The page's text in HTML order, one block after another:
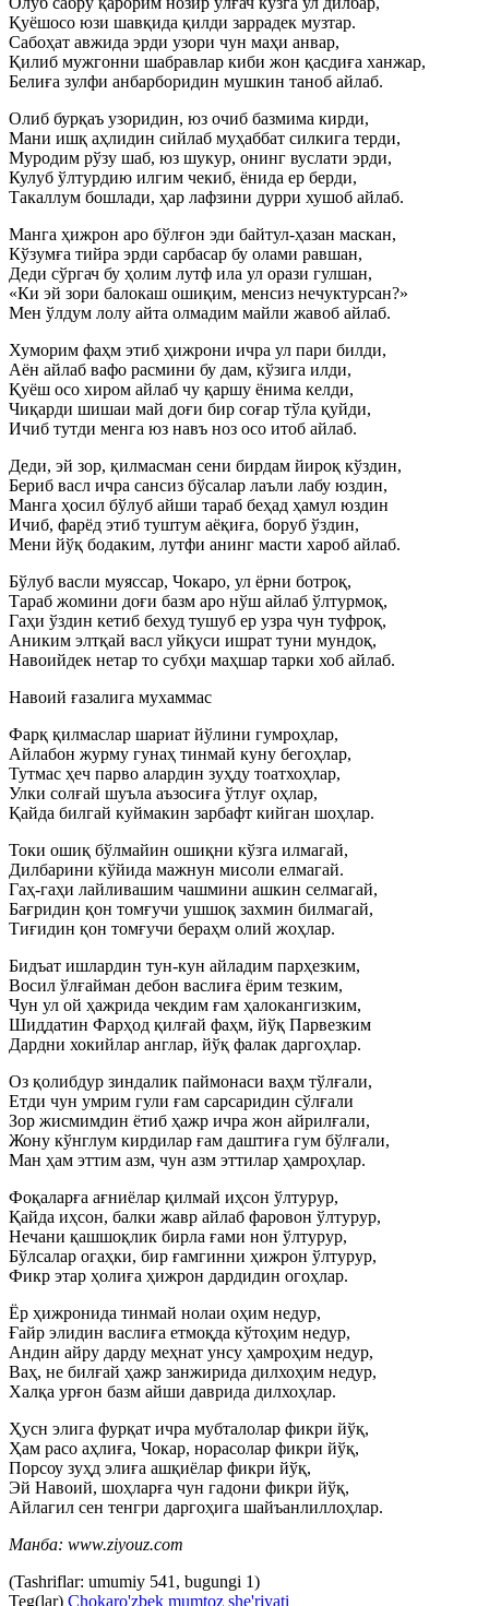
Қуёшосо юзи шавқида қилди заррадек музтар.
Сабоҳат авжида эрди узори чун маҳи анвар,
Қилиб мужгонни шабравлар киби жон қасдиға ханжар,
Белиға зулфи анбарборидин мушкин таноб айлаб.
Олиб бурқаъ узоридин, юз очиб базмима кирди,
Мани ишқ аҳлидин сийлаб муҳаббат силкига терди,
Муродим рўзу шаб, юз шукур, онинг вуслати эрди,
Кулуб ўлтурдию илгим чекиб, ёнида ер берди,
Такаллум бошлади, ҳар лафзини дурри хушоб айлаб.
Манга ҳижрон аро бўлғон эди байтул-ҳазан маскан,
Кўзумға тийра эрди сарбасар бу олами равшан,
Деди сўргач бу ҳолим лутф ила ул орази гулшан,
«Ки эй зори балокаш ошиқим, менсиз нечуктурсан?»
Мен ўлдум лолу айта олмадим майли жавоб айлаб.
Хуморим фаҳм этиб ҳижрони ичра ул пари билди,
Аён айлаб вафо расмини бу дам, кўзига илди,
Қуёш осо хиром айлаб чу қаршу ёнима келди,
Чиқарди шишаи май доғи бир соғар тўла қуйди,
Ичиб тутди менга юз навъ ноз осо итоб айлаб.
Деди, эй зор, қилмасман сени бирдам йироқ кўздин,
Бериб васл ичра сансиз бўсалар лаъли лабу юздин,
Манга ҳосил бўлуб айши тараб беҳад ҳамул юздин
Ичиб, фарёд этиб туштум аёқиға, боруб ўздин,
Мени йўқ бодаким, лутфи анинг масти хароб айлаб.
Бўлуб васли муяссар, Чокаро, ул ёрни ботроқ,
Тараб жомини доғи базм аро нўш айлаб ўлтурмоқ,
Гаҳи ўздин кетиб бехуд тушуб ер узра чун туфроқ,
Аниким элтқай васл уйқуси ишрат туни мундоқ,
Навоийдек нетар то субҳи маҳшар тарки хоб айлаб.
Навоий ғазалига мухаммас
Фарқ қилмаслар шариат йўлини гумроҳлар,
Айлабон журму гунаҳ тинмай куну бегоҳлар,
Тутмас ҳеч парво алардин зуҳду тоатхоҳлар,
Улки солғай шуъла аъзосиға ўтлуғ оҳлар,
Қайда билгай куймакин зарбафт кийган шоҳлар.
Токи ошиқ бўлмайин ошиқни кўзга илмагай,
Дилбарини кўйида мажнун мисоли елмагай.
Гаҳ-гаҳи лайливашим чашмини ашкин селмагай,
Бағридин қон томғучи ушшоқ захмин билмагай,
Тиғидин қон томғучи бераҳм олий жоҳлар.
Бидъат ишлардин тун-кун айладим парҳезким,
Восил ўлғайман дебон васлиға ёрим тезким,
Чун ул ой ҳажрида чекдим ғам ҳалокангизким,
Шиддатин Фарҳод қилғай фаҳм, йўқ Парвезким
Дардни хокийлар англар, йўқ фалак даргоҳлар.
Оз қолибдур зиндалик паймонаси ваҳм тўлғали,
Етди чун умрим гули ғам сарсаридин сўлғали
Зор жисмимдин ётиб ҳажр ичра жон айрилғали,
Жону кўнглум кирдилар ғам даштиға гум бўлғали,
Ман ҳам эттим азм, чун азм эттилар ҳамроҳлар.
Фоқаларға ағниёлар қилмай иҳсон ўлтурур,
Қайда иҳсон, балки жавр айлаб фаровон ўлтурур,
Нечани қашшоқлик бирла ғами нон ўлтурур,
Бўлсалар огаҳки, бир ғамгинни ҳижрон ўлтурур,
Фикр этар ҳолиға ҳижрон дардидин огоҳлар.
Ёр ҳижронида тинмай нолаи оҳим недур,
Ғайр элидин васлиға етмоқда кўтоҳим недур,
Андин айру дарду меҳнат унсу ҳамроҳим недур,
Ваҳ, не билғай ҳажр занжирида дилхоҳим недур,
Халқа урғон базм айши даврида дилхоҳлар.
Ҳусн элига фурқат ичра мубталолар фикри йўқ,
Ҳам расо аҳлиға, Чокар, норасолар фикри йўқ,
Порсоу зуҳд элиға ашқиёлар фикри йўқ,
Эй Навоий, шоҳларға чун гадони фикри йўқ,
Айлагил сен тенгри даргоҳига шайъанлиллоҳлар.
Манба: www.ziyouz.com
(Tashriflar: umumiy 541, bugungi 1)
Teg(lar) Chokaro'zbek mumtoz she'riyati